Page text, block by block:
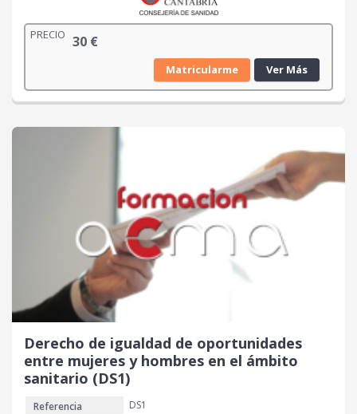
PRECIO 30 €
Matricularme Ver Más
Derecho de igualdad de oportunidades
entre mujeres y hombres en el ámbito
sanitario (DS1)
Referencia
DS1